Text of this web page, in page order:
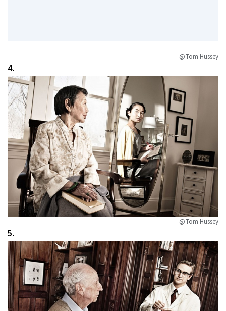
@Tom Hussey
4.
@Tom Hussey
5.